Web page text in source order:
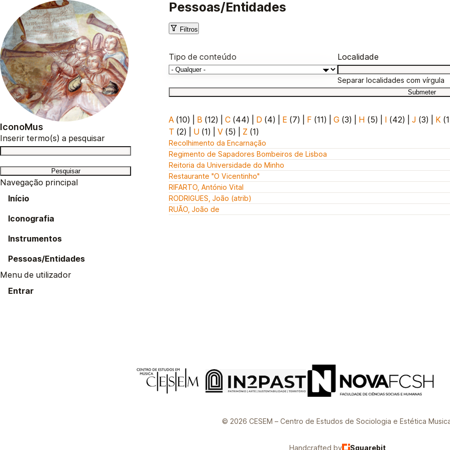
IconoMus
Inserir termo(s) a pesquisar
Navegação principal
Início
Iconografia
Instrumentos
Pessoas/Entidades
Menu de utilizador
Entrar
Pessoas/Entidades
Filtros
Tipo de conteúdo Localidade
Separar localidades com vírgula
A (10) B (12) C (44) D (4) E (7) F (11) G (3) H (5) I (42) J (3) K
T (2) U (1) V (5) Z (1)
Recolhimento da Encarnação
Regimento de Sapadores Bombeiros de Lisboa
Reitoria da Universidade do Minho
Restaurante "O Vicentinho"
RIFARTO, António Vital
RODRIGUES, João (atrib)
RUÃO, João de
© 2026 CESEM – Centro de Estudos de Sociologia e Estética
Handcrafted by Squarebit